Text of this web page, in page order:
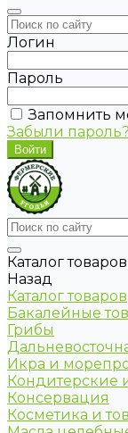
Логин
Пароль
Запомнить
Забыли пароль?
Каталог товаров
Назад
Каталог товаров
Бакалейные
Грибы
Икра и
Кондитерские
Консервация
Косметика и